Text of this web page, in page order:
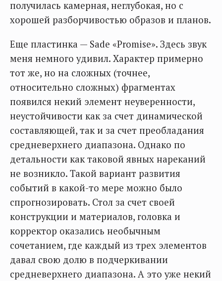
получилась камерная, неглубокая, но с
хорошей разборчивостью образов и планов.
Еще пластинка — Sade «Promise». Здесь звук
меня немного удивил. Характер примерно
тот же, но на сложных (точнее,
относительно сложных) фрагментах
появился некий элемент неуверенности,
неустойчивости как за счет динамической
составляющей, так и за счет преобладания
средневерхнего диапазона. Однако по
детальности как таковой явных нареканий
не возникло. Такой вариант развития
событий в какой-то мере можно было
спрогнозировать. Стол за счет своей
конструкции и материалов, головка и
корректор оказались необычным
сочетанием, где каждый из трех элементов
давал свою долю в подчеркивании
средневерхнего диапазона. А это уже некий